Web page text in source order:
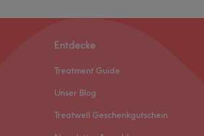
Entdecke
Treatment Guide
Unser Blog
Treatwell Geschenkgutschein